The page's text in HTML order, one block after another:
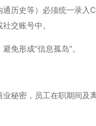
历史等）必须统一录入
交账号中。
免形成“信息孤岛”。
秘密，员工在职期间及